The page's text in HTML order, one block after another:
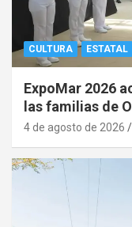
CULTURA ESTATAL
ExpoMar 2026
las familias de
4 de agosto de 2026